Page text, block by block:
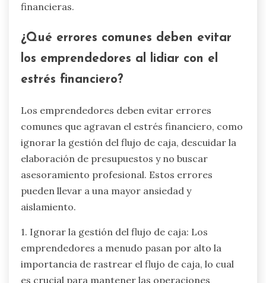
financieras.
¿Qué errores comunes deben evitar
los emprendedores al lidiar con el
estrés financiero?
Los emprendedores deben evitar errores
comunes que agravan el estrés financiero, como
ignorar la gestión del flujo de caja, descuidar la
elaboración de presupuestos y no buscar
asesoramiento profesional. Estos errores
pueden llevar a una mayor ansiedad y
aislamiento.
1. Ignorar la gestión del flujo de caja: Los
emprendedores a menudo pasan por alto la
importancia de rastrear el flujo de caja, lo cual
es crucial para mantener las operaciones